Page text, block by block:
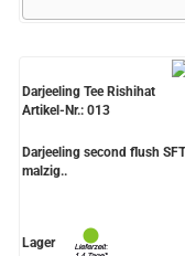
Darjeeling Tee Rishihat
Artikel-Nr.: 013
Darjeeling second flush
malzig..
Lager